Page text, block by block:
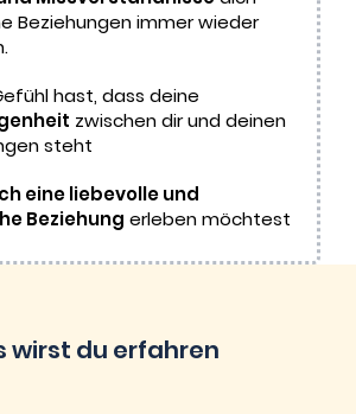
Beziehungen immer wieder
hast, dass deine
zwischen dir und deinen
steht
eine liebevolle und
Beziehung erleben möchtest
wirst du erfahren